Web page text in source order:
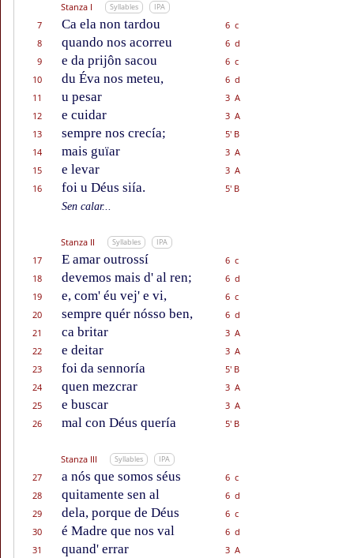
Stanza I Syllables IPA
7 Ca ela non tardou
6 c
8
quando nos acorreu
6 d
9
e da prijôn sacou
6 c
10
du Éva nos meteu,
6 d
11
u pesar
3 A
12
e cuidar
3 A
13
sempre nos crecía;
5' B
14
mais guïar
3 A
15
e levar
3 A
16
foi u Déus siía.
5' B
Sen calar...
Stanza II Syllables IPA
17 E amar outrossí
6 c
18
devemos mais d' al ren;
6 d
19
e, com' éu vej' e vi,
6 c
20
sempre quér nósso ben,
6 d
21
ca britar
3 A
22
e deitar
3 A
23
foi da sennoría
5' B
24
quen mezcrar
3 A
25
e buscar
3 A
26
mal con Déus quería 5' B
Stanza III Syllables IPA
27 a nós que somos séus
6 c
28
quitamente sen al
6 d
29
dela, porque de Déus
6 c
30
é Madre que nos val
6 d
31
quand' errar
3 A